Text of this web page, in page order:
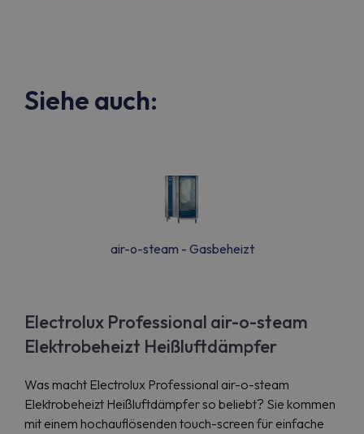
Siehe auch:
air-o-steam - Gasbeheizt
Electrolux Professional air-o-steam
Elektrobeheizt Heißluftdämpfer
Was macht Electrolux Professional air-o-steam
Elektrobeheizt Heißluftdämpfer so beliebt? Sie kommen
mit einem hochauflösenden touch-screen für einfache